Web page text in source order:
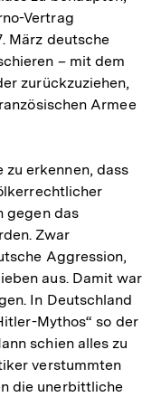
Vertrag
März deutsche
– mit dem
zurückzuziehen,
Armee
erkennen, dass
gegen das
Zwar
Aggression,
aus. Damit war
In Deutschland
Mythos“ so der
schien alles zu
verstummten
die unerbittliche